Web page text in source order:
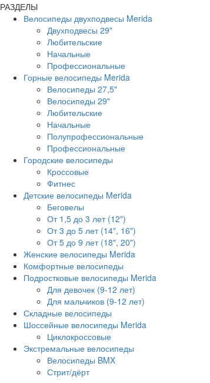
РАЗДЕЛЫ
Велосипеды двухподвесы Merida
Двухподвесы 29"
Любительские
Начальные
Профессиональные
Горные велосипеды Merida
Велосипеды 27,5"
Велосипеды 29"
Любительские
Начальные
Полупрофессиональные
Профессиональные
Городские велосипеды
Кроссовые
Фитнес
Детские велосипеды Merida
Беговелы
От 1,5 до 3 лет (12")
От 3 до 5 лет (14", 16")
От 5 до 9 лет (18", 20")
Женские велосипеды Merida
Комфортные велосипеды
Подростковые велосипеды Merida
Для девочек (9-12 лет)
Для мальчиков (9-12 лет)
Складные велосипеды
Шоссейные велосипеды Merida
Циклокроссовые
Экстремальные велосипеды
Велосипеды BMX
Стрит/дёрт